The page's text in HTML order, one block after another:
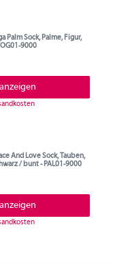
Palm Sock, Palme, Figur,
9000
And Love Sock, Tauben,
/ bunt - PAL01-9000